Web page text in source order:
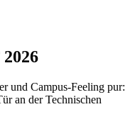
und Campus-Feeling pur:
an der Technischen